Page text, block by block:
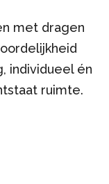
met dragen
individueel én
ruimte.